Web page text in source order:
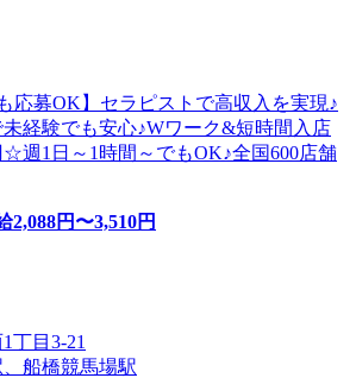
応募OK】セラピストで高収入を実現♪
経験でも安心♪Wワーク&短時間入店
週1日～1時間～でもOK♪全国600店舗
2,088円〜3,510円
丁目3-21
船橋競馬場駅